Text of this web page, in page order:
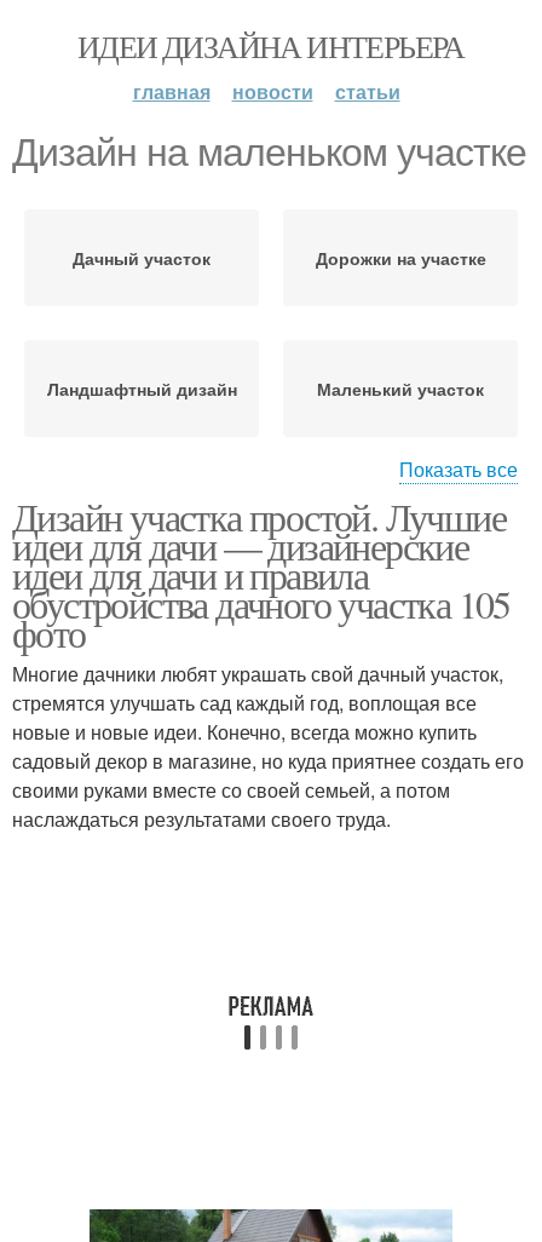
ИДЕИ ДИЗАЙНА ИНТЕРЬЕРА
главная новости статьи
Дизайн на маленьком участке
Дачный участок Дорожки на участке
Ландшафтный дизайн Маленький участок
Участок перед домом
Показать все
Дизайн участка простой. Лучшие
идеи для дачи — дизайнерские
идеи для дачи и правила
обустройства дачного участка 105
фото
Многие дачники любят украшать свой дачный участок,
стремятся улучшать сад каждый год, воплощая все
новые и новые идеи. Конечно, всегда можно купить
садовый декор в магазине, но куда приятнее создать его
своими руками вместе со своей семьей, а потом
наслаждаться результатами своего труда.